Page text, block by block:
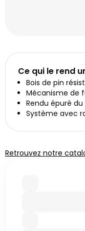
Ce qui le rend
Bois de pin
Mécanisme de
Rendu épuré du
Système avec
Retrouvez notre